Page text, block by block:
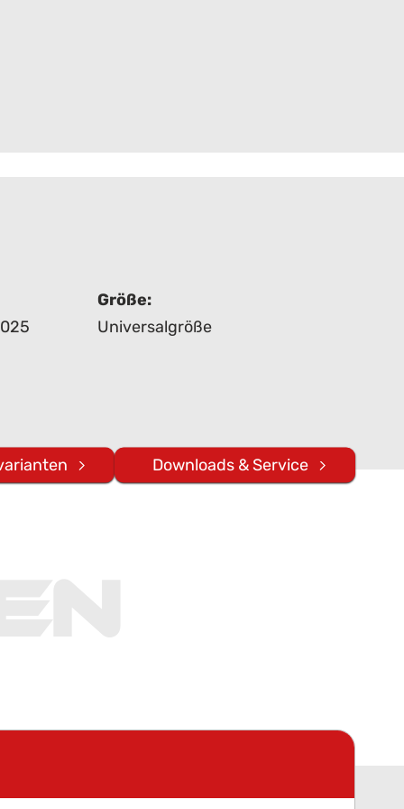
Größe:
Universalgröße
Downloads & Service